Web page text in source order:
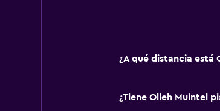
¿A qué distancia está
¿Tiene Olleh Muintel